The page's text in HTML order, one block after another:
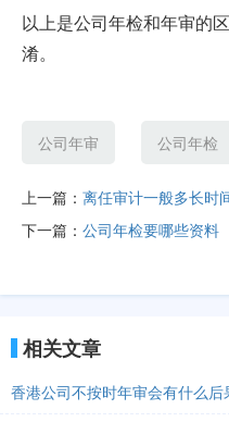
以上是公司年检和年审的
淆。
公司年审 公司年检
上一篇： 离任审计一般多长时
下一篇： 公司年检要哪些资料
相关文章
香港公司不按时年审会有什么后